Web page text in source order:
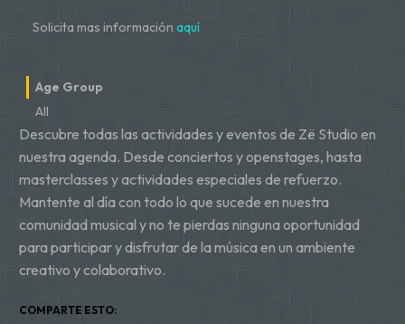
Solicita mas información aquí
Age Group
All
Descubre todas las actividades y eventos de Zë Studio en
nuestra agenda. Desde conciertos y openstages, hasta
masterclasses y actividades especiales de refuerzo.
Mantente al día con todo lo que sucede en nuestra
comunidad musical y no te pierdas ninguna oportunidad
para participar y disfrutar de la música en un ambiente
creativo y colaborativo.
COMPARTE ESTO: